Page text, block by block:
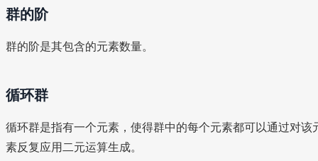
+
}
^
{
+
群的阶
群的阶是其包含的元素数量。
循环群
循环群是指有一个元素，使得群中的每个元素都可以通过对该
素反复应用二元运算生成。